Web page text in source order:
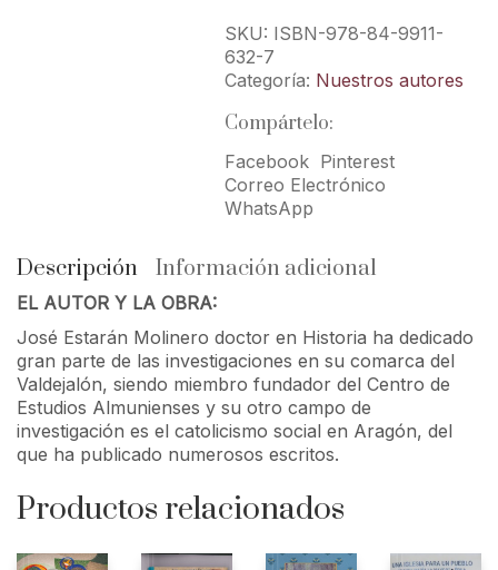
SKU: ISBN-978-84-9911-
632-7
Categoría: Nuestros autores
Compártelo:
Facebook Pinterest
Correo Electrónico
WhatsApp
Descripción Información adicional
EL AUTOR Y LA OBRA:
José Estarán Molinero doctor en Historia ha dedicado
gran parte de las investigaciones en su comarca del
Valdejalón, siendo miembro fundador del Centro de
Estudios Almunienses y su otro campo de
investigación es el catolicismo social en Aragón, del
que ha publicado numerosos escritos.
Productos relacionados